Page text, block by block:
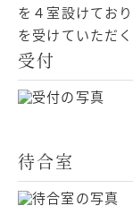
を４室設けてお
を受けていただ
受付
待合室